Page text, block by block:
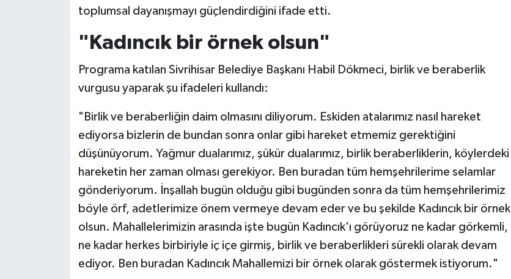
toplumsal dayanışmayı güçlendirdiğini ifade etti.
"Kadıncık bir örnek olsun"
Programa katılan Sivrihisar Belediye Başkanı Habil Dökmeci, birlik ve beraberlik
vurgusu yaparak şu ifadeleri kullandı:
"Birlik ve beraberliğin daim olmasını diliyorum. Eskiden atalarımız nasıl hareket
ediyorsa bizlerin de bundan sonra onlar gibi hareket etmemiz gerektiğini
düşünüyorum. Yağmur dualarımız, şükür dualarımız, birlik beraberliklerin, köylerdeki
hareketin her zaman olması gerekiyor. Ben buradan tüm hemşehrilerime selamlar
gönderiyorum. İnşallah bugün olduğu gibi bugünden sonra da tüm hemşehrilerimiz
böyle örf, adetlerimize önem vermeye devam eder ve bu şekilde Kadıncık bir örnek
olsun. Mahallelerimizin arasında işte bugün Kadıncık'ı görüyoruz ne kadar görkemli,
ne kadar herkes birbiriyle iç içe girmiş, birlik ve beraberlikleri sürekli olarak devam
ediyor. Ben buradan Kadıncık Mahallemizi bir örnek olarak göstermek istiyorum."